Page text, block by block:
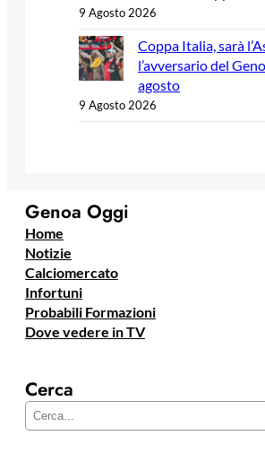
9 Agosto 2026
Coppa Italia, sarà
l’avversario del
agosto
9 Agosto 2026
Genoa Oggi
Home
Notizie
Calciomercato
Infortuni
Probabili Formazioni
Dove vedere in TV
Cerca
e